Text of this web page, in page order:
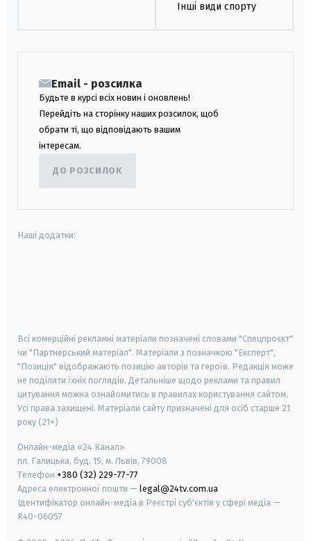
Інші види спорту
Email - розсилка
Будьте в курсі всіх новин і оновлень!
Перейдіть на сторінку наших розсилок, щоб
обрати ті, що відповідають вашим
інтересам.
ДО РОЗСИЛОК
Наші додатки:
Всі комерційні рекламні матеріали позначені словами "Спецпроєкт"
чи "Партнерський матеріал". Матеріали з позначкою "Експерт",
"Позиція" відображають позицію авторів та героїв. Редакція може
не поділяти їхніх поглядів. Детальніше щодо реклами та правил
цитування можна ознайомитись в правилах користування сайтом.
Усі права захищені. Матеріали сайту призначені для осіб старше 21
року (21+)
Онлайн-медіа «24 Канал»
пл. Галицька, буд. 15, м. Львів, 79008
Телефон +380 (32) 229-77-77
Адреса електронної пошти — legal@24tv.com.ua
Ідентифікатор онлайн-медіа в Реєстрі суб'єктів у сфері медіа —
R40-06057